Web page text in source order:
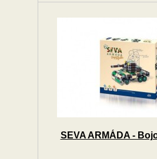
SEVA ARMÁDA -